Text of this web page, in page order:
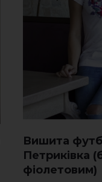
Вишита
Петриківка
фіолетовим)